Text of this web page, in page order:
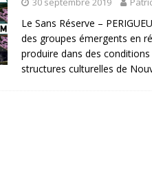
Le Sans Réserve –
des groupes émergents en
produire dans des
structures culturelles de